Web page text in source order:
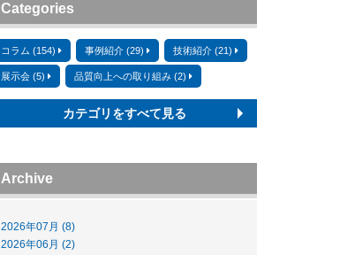
Categories
コラム (154) 事例紹介 (29) 技術紹介 (21)
展示会 (5) 品質向上への取り組み (2)
カテゴリをすべて見る
Archive
2026年07月 (8)
2026年06月 (2)